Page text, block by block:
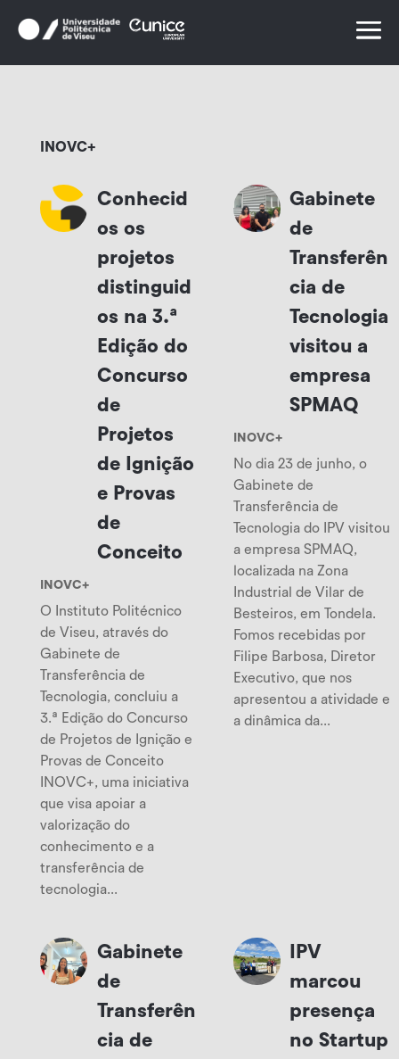
content
INOVC+
Conhecid
os os
projetos
distinguid
os na 3.ª
Edição do
Concurso
de
Projetos
de Ignição
e Provas
de
Conceito
INOVC+
O Instituto Politécnico
de Viseu, através do
Gabinete de
Transferência de
Tecnologia, concluiu a
3.ª Edição do Concurso
de Projetos de Ignição e
Provas de Conceito
INOVC+, uma iniciativa
que visa apoiar a
valorização do
conhecimento e a
transferência de
tecnologia...
Gabinete
de
Transferên
cia de
Tecnologia
visitou a
empresa
SPMAQ
INOVC+
No dia 23 de junho, o
Gabinete de
Transferência de
Tecnologia do IPV visitou
a empresa SPMAQ,
localizada na Zona
Industrial de Vilar de
Besteiros, em Tondela.
Fomos recebidas por
Filipe Barbosa, Diretor
Executivo, que nos
apresentou a atividade e
a dinâmica da...
Gabinete
de
Transferên
cia de
IPV
marcou
presença
no Startup